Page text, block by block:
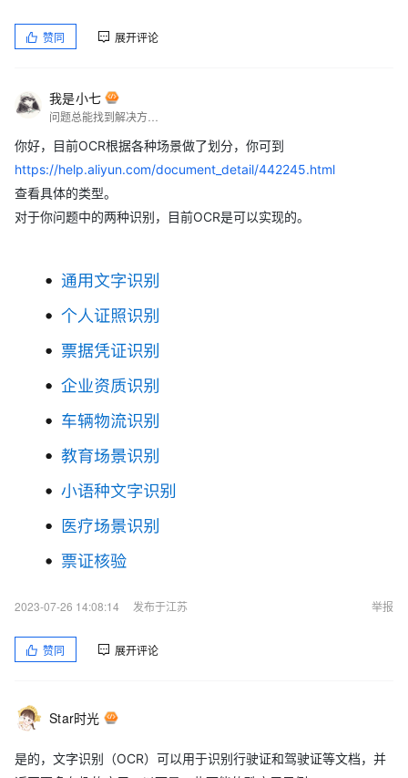
赞同 展开评论
我是小七
你好，目前OCR根据各种场景做了划分，你可到
https://help.aliyun.com/document_detail/442245.html
查看具体的类型。
对于你问题中的两种识别，目前OCR是可以实现的。
2023-07-26 14:08:14 发布于江苏 举报
赞同 展开评论
Star时光
是的，文字识别（OCR）可以用于识别行驶证和驾驶证等文档，并